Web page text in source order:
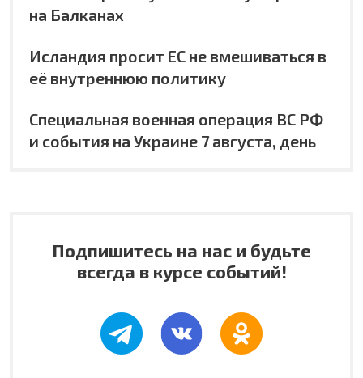
на Балканах
Исландия просит ЕС не вмешиваться в
её внутреннюю политику
Специальная военная операция ВС РФ
и события на Украине 7 августа, день
Подпишитесь на нас и будьте
всегда в курсе событий!